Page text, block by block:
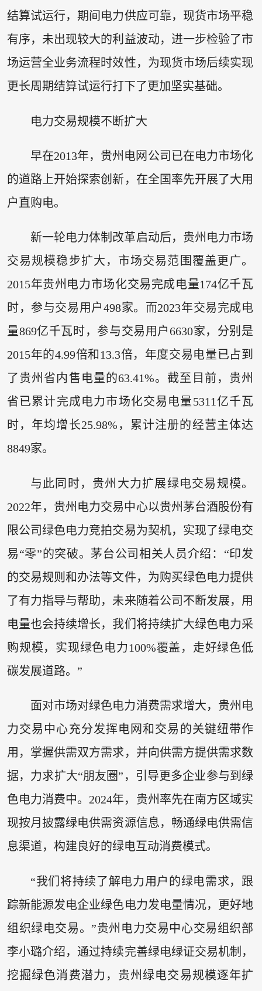
结算试运行，期间电力供应可靠，现货市场平稳
有序，未出现较大的利益波动，进一步检验了市
场运营全业务流程时效性，为现货市场后续实现
更长周期结算试运行打下了更加坚实基础。
电力交易规模不断扩大
早在2013年，贵州电网公司已在电力市场化
的道路上开始探索创新，在全国率先开展了大用
户直购电。
新一轮电力体制改革启动后，贵州电力市场
交易规模稳步扩大，市场交易范围覆盖更广。
2015年贵州电力市场化交易完成电量174亿千瓦
时，参与交易用户498家。而2023年交易完成电
量869亿千瓦时，参与交易用户6630家，分别是
2015年的4.99倍和13.3倍，年度交易电量已占到
了贵州省内售电量的63.41%。截至目前，贵州
省已累计完成电力市场化交易电量5311亿千瓦
时，年均增长25.98%，累计注册的经营主体达
8849家。
与此同时，贵州大力扩展绿电交易规模。
2022年，贵州电力交易中心以贵州茅台酒股份有
限公司绿色电力竞拍交易为契机，实现了绿电交
易“零”的突破。茅台公司相关人员介绍：“印发
的交易规则和办法等文件，为购买绿色电力提供
了有力指导与帮助，未来随着公司不断发展，用
电量也会持续增长，我们将持续扩大绿色电力采
购规模，实现绿色电力100%覆盖，走好绿色低
碳发展道路。”
面对市场对绿色电力消费需求增大，贵州电
力交易中心充分发挥电网和交易的关键纽带作
用，掌握供需双方需求，并向供需方提供需求数
据，力求扩大“朋友圈”，引导更多企业参与到绿
色电力消费中。2024年，贵州率先在南方区域实
现按月披露绿电供需资源信息，畅通绿电供需信
息渠道，构建良好的绿电互动消费模式。
“我们将持续了解电力用户的绿电需求，跟
踪新能源发电企业绿色电力发电量情况，更好地
组织绿电交易。”贵州电力交易中心交易组织部
李小璐介绍，通过持续完善绿电绿证交易机制，
挖掘绿色消费潜力，贵州绿电交易规模逐年扩